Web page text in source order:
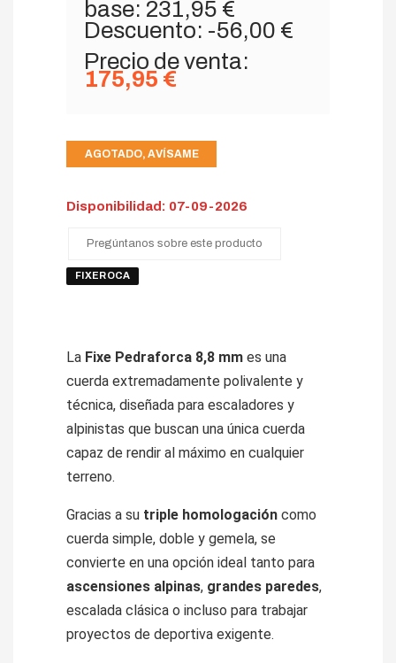
base: 231,95 €
Descuento: -56,00 €
Precio de venta:
175,95 €
AGOTADO, AVÍSAME
Disponibilidad: 07-09-2026
Pregúntanos sobre este producto
FIXEROCA
La Fixe Pedraforca 8,8 mm es una
cuerda extremadamente polivalente y
técnica, diseñada para escaladores y
alpinistas que buscan una única cuerda
capaz de rendir al máximo en cualquier
terreno.
Gracias a su triple homologación como
cuerda simple, doble y gemela, se
convierte en una opción ideal tanto para
ascensiones alpinas, grandes paredes,
escalada clásica o incluso para trabajar
proyectos de deportiva exigente.